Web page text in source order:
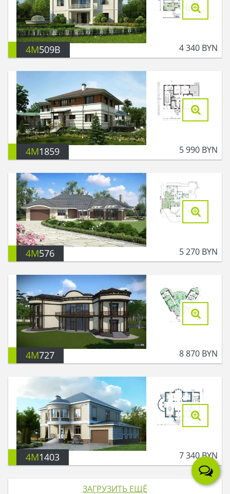
4M509B 4 340 BYN
4M1859 5 990 BYN
4M576 5 270 BYN
4M727 8 870 BYN
4M1403 7 340BYN
ЗАГРУЗИТЬ ЕЩЁ